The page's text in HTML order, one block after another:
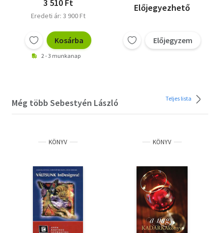
3 510 Ft
Eredeti ár: 3 900 Ft
Kosárba
2 - 3 munkanap
Előjegyezhető
Előjegyzem
Még több Sebestyén László Teljes lista
KÖNYV KÖNYV